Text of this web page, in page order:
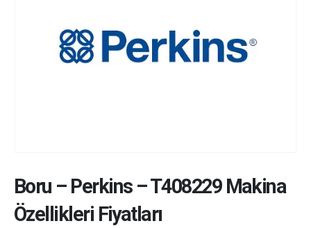
Boru – Perkins–T408229Makina
Özellikleri Fiyatları